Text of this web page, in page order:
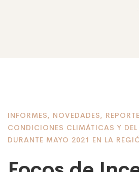
INFORMES, NOVEDADES,
CONDICIONES CLIMÁTICAS Y DEL
DURANTE MAYO 2021 EN LA